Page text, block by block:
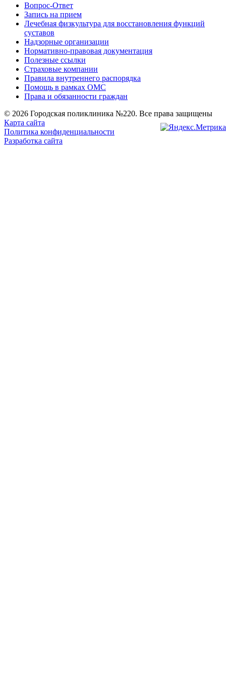
Вопрос-Ответ
Запись на прием
Лечебная физкультура для восстановления функций
суставов
Надзорные организации
Нормативно-правовая документация
Полезные ссылки
Страховые компании
Правила внутреннего распорядка
Помощь в рамках ОМС
Права и обязанности граждан
© 2026 Городская поликлиника №220. Все права защищены
Карта сайта
Политика конфиденциальности
Разработка сайта